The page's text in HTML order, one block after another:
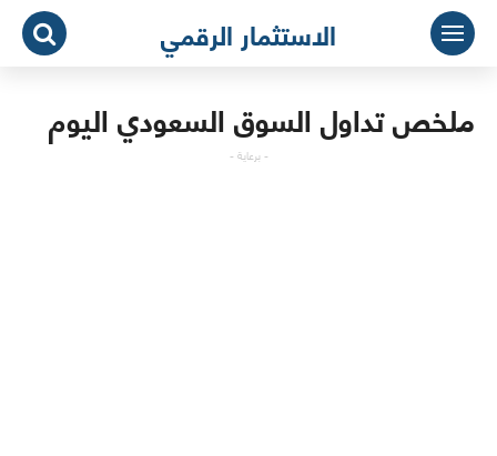
التجاوز
المحتوى
الاستثمار الرقمي
ملخص تداول السوق السعودي اليوم
- برعاية -